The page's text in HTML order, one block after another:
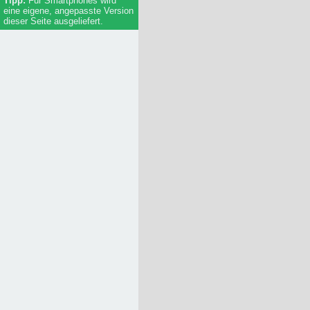
eine eigene, angepasste Version
dieser Seite ausgeliefert.